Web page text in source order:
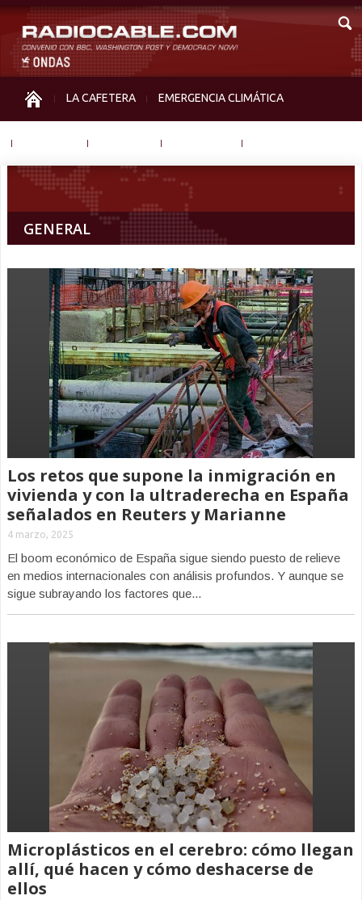
LA CAFETERA EMERGENCIA CLIMÁTICA
GENERAL
Los retos que supone la inmigración en
vivienda y con la ultraderecha en España
señalados en Reuters y Marianne
4 marzo, 2025
El boom económico de España sigue siendo puesto de relieve
en medios internacionales con análisis profundos. Y aunque se
sigue subrayando los factores que...
Microplásticos en el cerebro: cómo llegan
allí, qué hacen y cómo deshacerse de
ellos